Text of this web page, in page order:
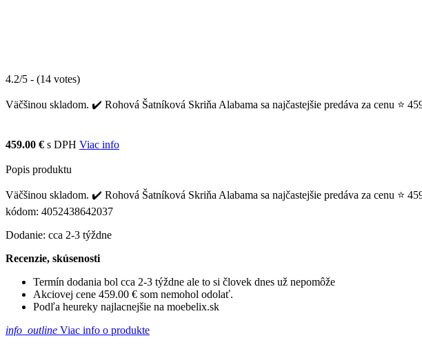
4.2/5 - (14 votes)
Väčšinou skladom. ✔️ Rohová Šatníková Skriňa Alabama sa najčastejšie predáva za cenu ⭐
459.00 € s DPH Viac info
Popis produktu
Väčšinou skladom. ✔️ Rohová Šatníková Skriňa Alabama sa najčastejšie predáva za cenu ⭐
kódom: 4052438642037
Dodanie: cca 2-3 týždne
Recenzie, skúsenosti
Termín dodania bol cca 2-3 týždne ale to si človek dnes už nepomôže
Akciovej cene 459.00 € som nemohol odolať.
Podľa heureky najlacnejšie na moebelix.sk
info_outline Viac info o produkte